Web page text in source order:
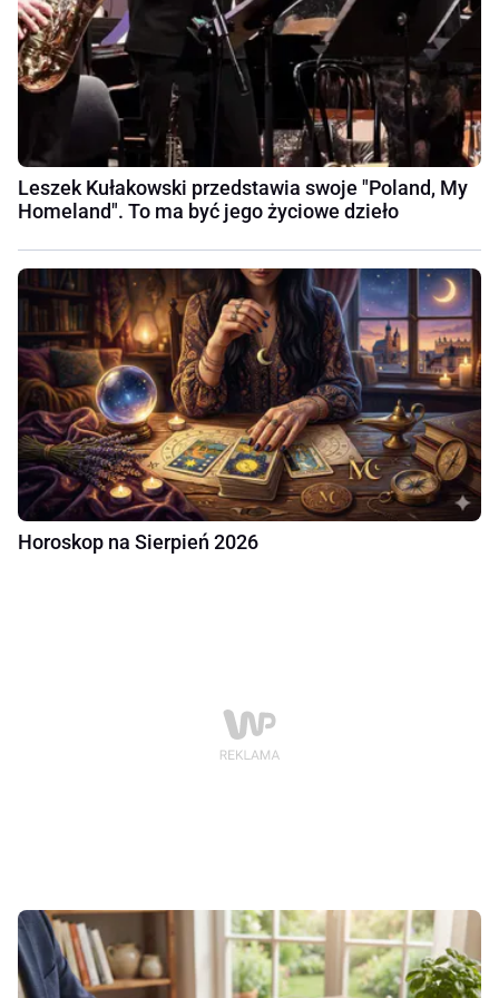
Leszek Kułakowski przedstawia swoje "Poland, My
Homeland". To ma być jego życiowe dzieło
Horoskop na Sierpień 2026